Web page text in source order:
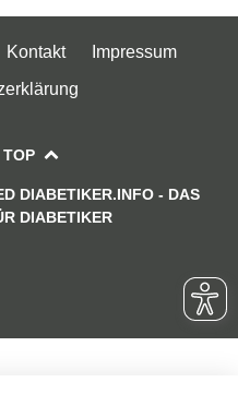
Kontakt
Impressum
DIABETIKER.INFO - DAS
DIABETIKER